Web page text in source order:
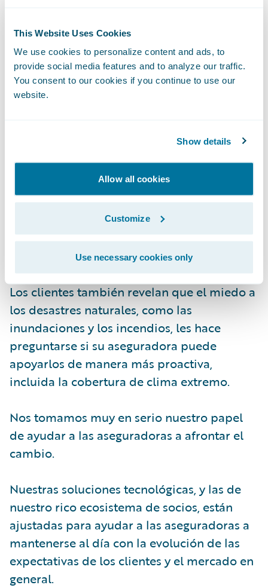
This Website Uses Cookies
We use cookies to personalize content and ads, to
provide social media features and to analyze our traffic.
You consent to our cookies if you continue to use our
website.
Show details
Allow all cookies
Customize
Use necessary cookies only
valoran sus productos.
Además, a medida que la industria
considera cómo la IA generativa y la
están contentos de que las aseguradoras
utilicen la IA para ayudarlos a obtener la
póliza correcta o gestionar un siniestro de
manera más eficiente sin intervención
humana, pero con algunas advertencias
sobre la privacidad de los datos y los
controles, por supuesto.
Los clientes también revelan que el miedo a
los desastres naturales, como las
inundaciones y los incendios, les hace
preguntarse si su aseguradora puede
apoyarlos de manera más proactiva,
incluida la cobertura de clima extremo.
Nos tomamos muy en serio nuestro papel
de ayudar a las aseguradoras a afrontar el
cambio.
Nuestras soluciones tecnológicas, y las de
nuestro rico ecosistema de socios, están
ajustadas para ayudar a las aseguradoras a
mantenerse al día con la evolución de las
expectativas de los clientes y el mercado en
general.